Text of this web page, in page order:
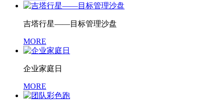
吉塔行星——目标管理沙盘
MORE
企业家庭日
MORE